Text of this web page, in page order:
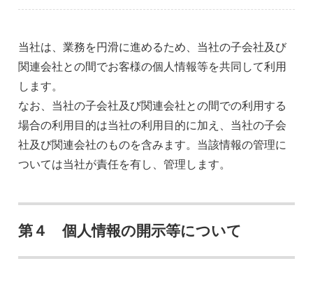
当社は、業務を円滑に進めるため、当社の子会社及び
関連会社との間でお客様の個人情報等を共同して利用
します。
なお、当社の子会社及び関連会社との間での利用する
場合の利用目的は当社の利用目的に加え、当社の子会
社及び関連会社のものを含みます。当該情報の管理に
ついては当社が責任を有し、管理します。
第４ 個人情報の開示等について